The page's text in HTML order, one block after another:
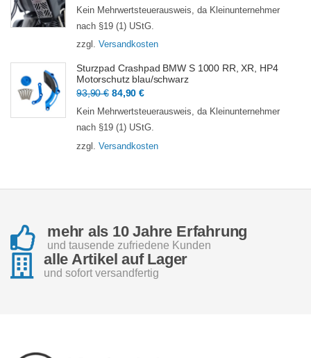
Preis
war:
51,90 €
Preis
ist:
44,90 €.
Kein Mehrwertsteuerausweis, da Kleinunternehmer
nach §19 (1) UStG.
zzgl. Versandkosten
Sturzpad Crashpad BMW S 1000 RR, XR, HP4
Motorschutz blau/schwarz
93,90€ Ursprünglicher
Preis
war:
93,90 €
84,90€Aktueller
Preis
ist:
84,90 €.
Kein Mehrwertsteuerausweis, da Kleinunternehmer
nach §19 (1) UStG.
zzgl. Versandkosten
mehr als 10 Jahre Erfahrung
und tausende zufriedene Kunden
alle Artikel auf Lager
und sofort versandfertig